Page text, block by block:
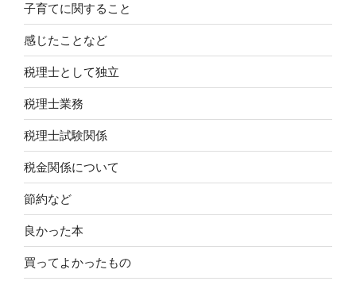
子育てに関すること
感じたことなど
税理士として独立
税理士業務
税理士試験関係
税金関係について
節約など
良かった本
買ってよかったもの